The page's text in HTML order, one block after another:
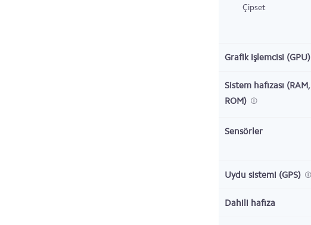
Çipset
Grafik işlemcisi (GPU)
Sistem hafızası (RAM,
ROM)
Sensörler
Uydu sistemi (GPS)
Dahili hafıza